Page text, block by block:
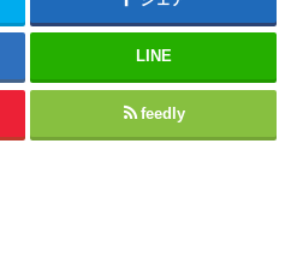
LINE
feedly